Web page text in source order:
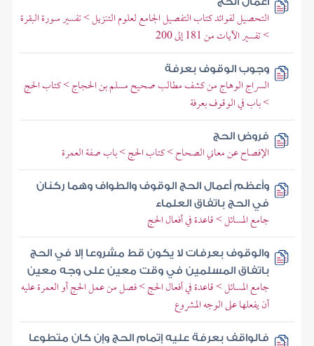
التحصيل لفوائد كتاب التفصيل الجامع لعلوم التنزيل > تفسير سورة البقرة
> تفسير الآيات من 181 إلى 200
وجوب الوقوف بعرفة
السراج الوهاج من كشف مطالب صحيح مسلم بن الحجاج > كتاب الحج
> باب في الوقوف بعرفة
فروض الحج
الإفصاح عن معاني الصحاح > كتاب الحج > باب صفة العمرة
وأعظم أعمال الحج الوقوف والطواف وهما ركنان
في الحج باتفاق العلماء
جامع المسائل > قاعدة في أفعال الحج
والوقوف بعرفات لا يكون قط مشروعا إلا في الحج
باتفاق المسلمين في وقت معين على وجه معين
جامع المسائل > قاعدة في أفعال الحج > فصل من عمل الحج أو العمرة عليه
أن يفعلها على الوجه المشروع
فالواقف بعرفة عليه إتمام الحج وإن كان متطوعا